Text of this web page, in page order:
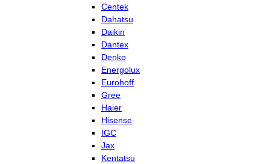
Centek
Dahatsu
Daikin
Dantex
Denko
Energolux
Eurohoff
Gree
Haier
Hisense
IGC
Jax
Kentatsu